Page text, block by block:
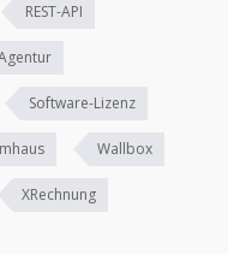
REST-API
Software-Lizenz
Wallbox
XRechnung